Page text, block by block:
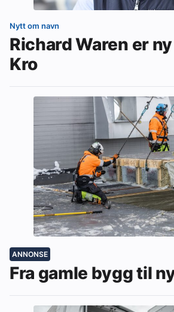
Nytt om navn
Richard Waren er
Kro
ANNONSE
Fra gamle bygg til